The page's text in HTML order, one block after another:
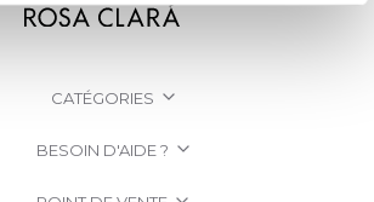
CATÉGORIES
BESOIN D'AIDE ?